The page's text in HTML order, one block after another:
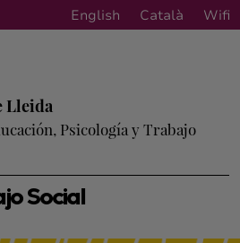
English Català Wifi
Social
Lleida
Psicología y Trabajo